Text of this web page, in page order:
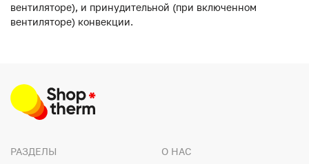
вентиляторе), и принудительной (при включенном
вентиляторе) конвекции.
РАЗДЕЛЫ О НАС